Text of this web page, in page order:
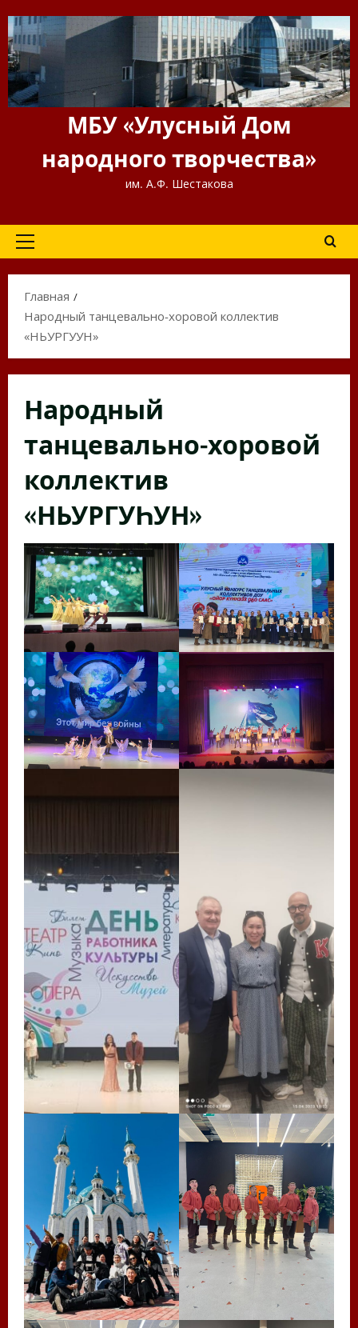
содержимому
МБУ «Улусный Дом
народного творчества»
им. А.Ф. Шестакова
Основное
Главная
Народный танцевально-хоровой коллектив
«НЬУРГУҺУН»
Народный
танцевально-хоровой
коллектив
«НЬУРГУҺУН»